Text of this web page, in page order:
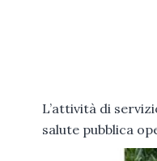
L’attività di
salute pubblica